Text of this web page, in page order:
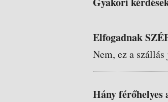
Elfogadnak
Nem, ez a
Hány férőhelyes